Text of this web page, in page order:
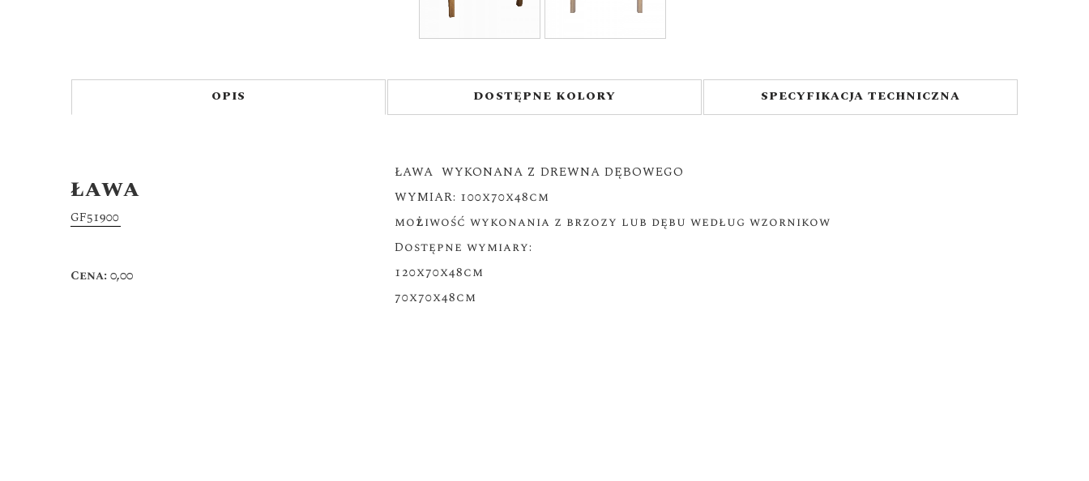
OPIS DOSTĘPNE KOLORY SPECYFIKACJA TECHNICZNA
ŁAWA
GF51900
Cena: 0,00
ŁAWA WYKONANA Z DREWNA DĘBOWEGO
WYMIAR: 100x70x48cm
możliwość wykonania z brzozy lub dębu według wzornikow
Dostępne wymiary:
120x70x48cm
70x70x48cm